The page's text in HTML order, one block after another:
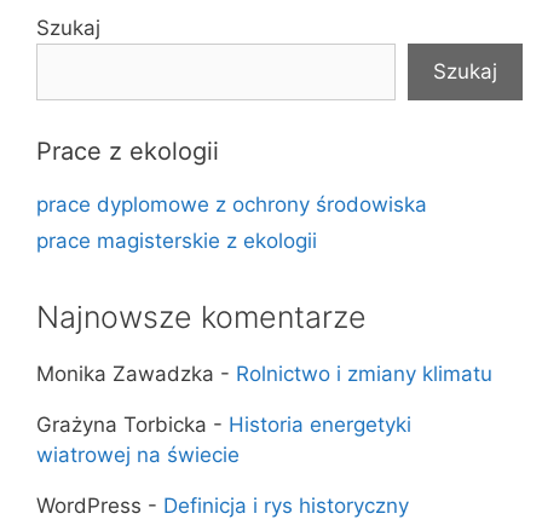
Szukaj
Szukaj
Prace z ekologii
prace dyplomowe z ochrony środowiska
prace magisterskie z ekologii
Najnowsze komentarze
Monika Zawadzka - Rolnictwo i zmiany klimatu
Grażyna Torbicka - Historia energetyki
wiatrowej na świecie
WordPress - Definicja i rys historyczny